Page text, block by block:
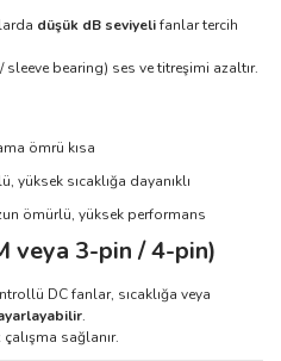
düşük dB seviyelifanlar tercih
bearing) ses ve titreşimi azaltır.
ömrü kısa
yüksek sıcaklığa dayanıklı
ömürlü, yüksek performans
veya 3-pin / 4-pin)
DC fanlar, sıcaklığa veya
.
sağlanır.